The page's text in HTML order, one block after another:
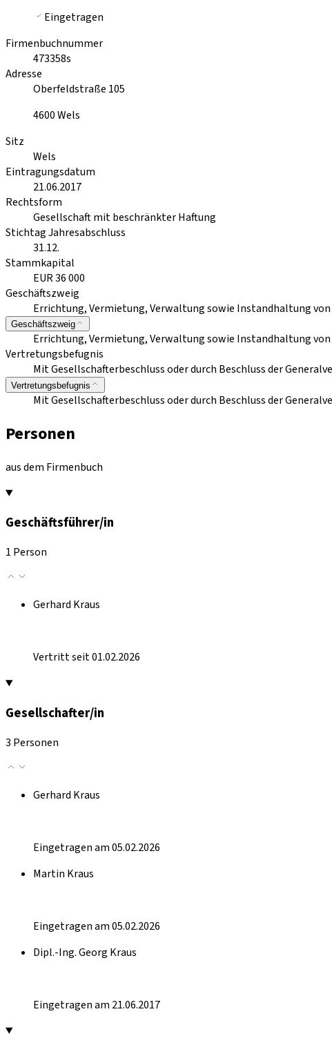
Eingetragen
Firmenbuchnummer
473358s
Adresse
Oberfeldstraße 105
4600Wels
Sitz
Wels
Eintragungsdatum
21.06.2017
Rechtsform
Gesellschaft mit beschränkter Haftung
Stichtag Jahresabschluss
31.12.
Stammkapital
EUR 36 000
Geschäftszweig
Errichtung, Vermietung, Verwaltung sowie Instandhaltung
Geschäftszweig
Errichtung, Vermietung, Verwaltung sowie Instandhaltung
Vertretungsbefugnis
Mit Gesellschafterbeschluss oder durch Beschluss der
Vertretungsbefugnis
Mit Gesellschafterbeschluss oder durch Beschluss der
Personen
aus dem Firmenbuch
Geschäftsführer/in
1 Person
Gerhard Kraus
Vertritt seit 01.02.2026
Gesellschafter/in
3 Personen
Gerhard Kraus
Eingetragen am 05.02.2026
Martin Kraus
Eingetragen am 05.02.2026
Dipl.-Ing. Georg Kraus
Eingetragen am 21.06.2017